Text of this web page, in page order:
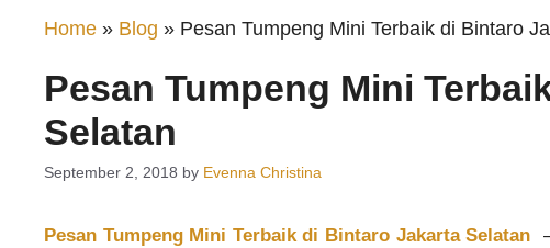
Home » Blog » Pesan Tumpeng Mini Terbaik di Bintaro
Pesan Tumpeng Mini
Selatan
September 2, 2018 by Evenna Christina
Pesan Tumpeng Mini Terbaik di Bintaro Jakarta Selatan